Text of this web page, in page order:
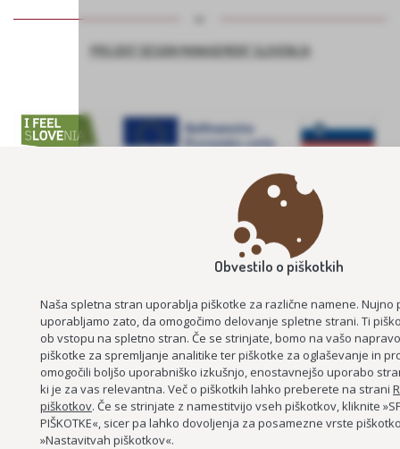
PROJEKT DESIGN MANAGEMENT SLOVENIJA
BEECOMMUNITY – SKUPNOST S ČEBELAMI IN NARAVO
KULINARIKA NAŠIH BABIC
ZDRAVILNA NARAVA SLOVENSKIH GORIC – NARAVA, ZDRAVJE, SKUPNO
Obvestilo o piškotkih
Naša spletna stran uporablja piškotke za različne namene. Nujno
uporabljamo zato, da omogočimo delovanje spletne strani. Ti
ob vstopu na spletno stran. Če se strinjate, bomo na vašo
piškotke za spremljanje analitike ter piškotke za oglaševanje in
omogočili boljšo uporabniško izkušnjo, enostavnejšo uporabo
ki je za vas relevantna. Več o piškotkih lahko preberete na strani
piškotkov. Če se strinjate z namestitvijo vseh piškotkov, kliknite
PIŠKOTKE«, sicer pa lahko dovoljenja za posamezne vrste
»Nastavitvah piškotkov«.